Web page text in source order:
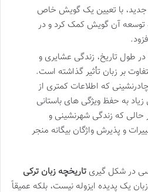
با تعیین یک گویش خاص
و توسعه آن گویش کمک کرد و در
در طول تاریخ، زندگی عشایری و
بر زبان تأثیر گذاشته است.
که اطلاعات کمتری از
به حفظ ویژگی های باستانی
که زندگی شهرنشینی و
و پذیرش واژگان بیگانه منجر
در شکل گیری تاریخچه زبان ترکی
یک پدیده ایزوله نیست، بلکه عمیقاً